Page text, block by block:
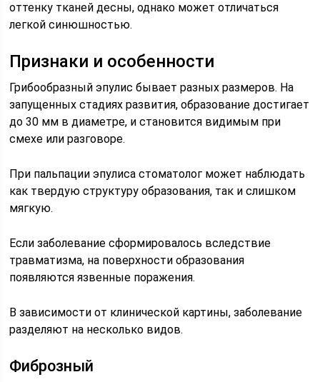
оттенку тканей десны, однако может отличаться
легкой синюшностью.
Признаки и особенности
Грибообразный эпулис бывает разных размеров. На
запущенных стадиях развития, образование достигает
до 30 мм в диаметре, и становится видимым при
смехе или разговоре.
При пальпации эпулиса стоматолог может наблюдать
как твердую структуру образования, так и слишком
мягкую.
Если заболевание сформировалось вследствие
травматизма, на поверхности образования
появляются язвенные поражения.
В зависимости от клинической картины, заболевание
разделяют на несколько видов.
Фиброзный